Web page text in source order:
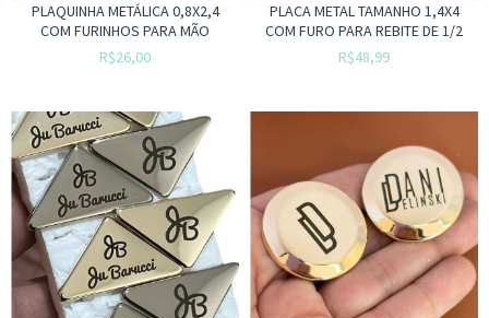
PLAQUINHA METÁLICA 0,8X2,4
COM FURINHOS PARA MÃO
R$26,00
PLACA METAL TAMANHO 1,4X4
COM FURO PARA REBITE DE 1/2
R$48,99